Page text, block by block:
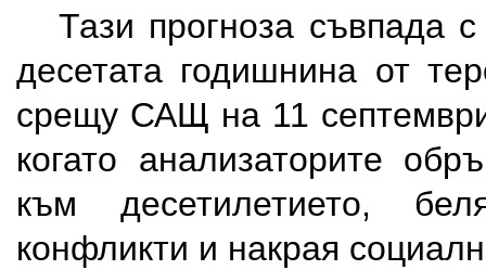
Тази прогноза съвпада с
десетата годишнина от
срещу САЩ на 11
когато анализаторите
към десетилетието,
конфликти и накрая